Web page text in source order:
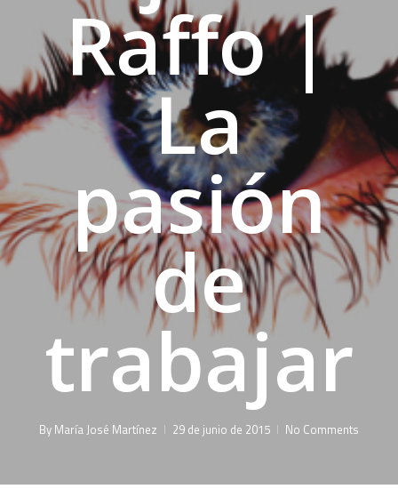
Raffo |
La
pasión
de
trabajar
By María José Martínez 29 de junio de 2015 No Comments